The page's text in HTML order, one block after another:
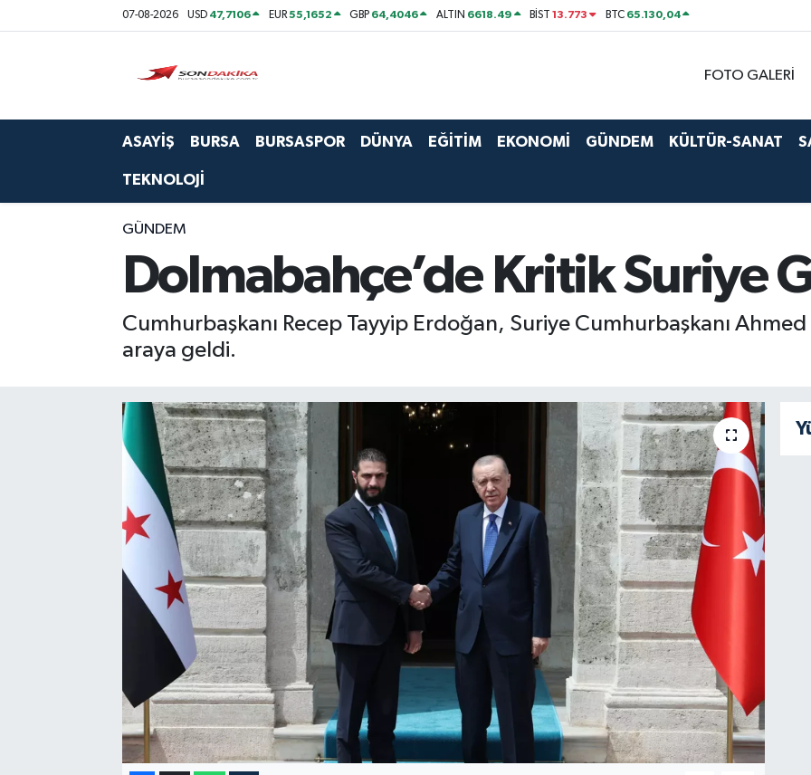
07-08-2026 USD 47,7106 EUR55,1652 GBP 64,4046 ALTIN 6618.49 BİST13.773 BTC 65.130,04
FOTO GALERİ
ASAYİŞ BURSA BURSASPOR DÜNYA EĞİTİM EKONOMİ GÜNDEM KÜLTÜR-SANAT
TEKNOLOJİ
GÜNDEM
Dolmabahçe’de Kritik Suriye
Cumhurbaşkanı Recep Tayyip Erdoğan, Suriye Cumhurbaşkanı
araya geldi.
Ekonomi
Foto Galeri